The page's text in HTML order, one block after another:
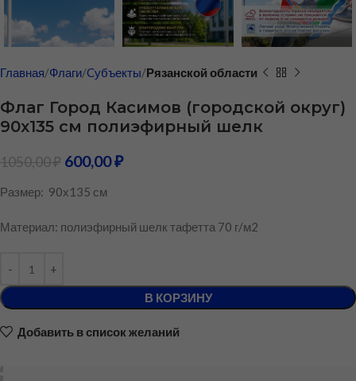
Главная Флаги Cубъекты Рязанской области
Флаг Город Касимов (городской округ)
90х135 см полиэфирный шелк
1050,00₽ 600,00₽
Размер: 90х135 см
Материал: полиэфирный шелк тафетта 70 г/м2
В КОРЗИНУ
Добавить в список желаний